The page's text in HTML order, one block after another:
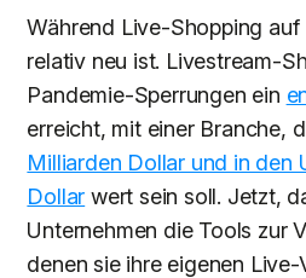
Während Live-Shopping
relativ neu ist. Livestream-
Pandemie-Sperrungen ein
erreicht, mit einer Branche,
Milliarden Dollar und in den
Dollar wert sein soll. Jetzt,
Unternehmen die Tools zur
denen sie ihre eigenen